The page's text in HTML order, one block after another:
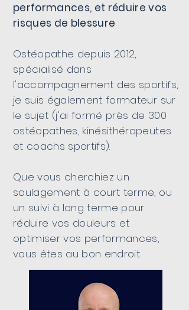
performances, et réduire vos
risques de blessure
Ostéopathe depuis 2012,
spécialisé dans
l'accompagnement des sportifs,
je suis également formateur sur
le sujet (j'ai formé près de 300
ostéopathes, kinésithérapeutes
et coachs sportifs).
Que vous cherchiez un
soulagement à court terme, ou
un suivi à long terme pour
réduire vos douleurs et
optimiser vos performances,
vous êtes au bon endroit.